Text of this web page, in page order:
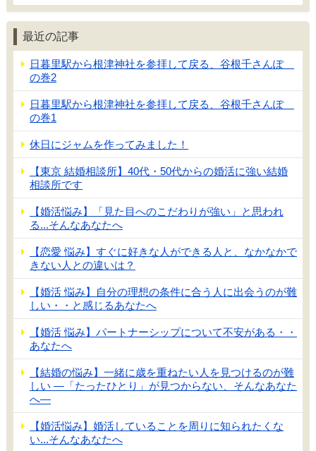
最近の記事
日暮里駅から根津神社を参拝して戻る、谷根千さんぽ
の巻2
日暮里駅から根津神社を参拝して戻る、谷根千さんぽ
の巻1
休日にジャムを作ってみました！
【東京 結婚相談所】40代・50代からの婚活に強い結婚
相談所です
【婚活悩み】「見た目へのこだわりが強い」と思われ
る...そんなあなたへ
【恋愛 悩み】すぐに好きな人ができる人と、なかなかで
きない人との違いは？
【婚活 悩み】自分の理想の条件に合う人に出会うのが難
しい・・と感じるあなたへ
【婚活 悩み】パートナーシップについて不安がある・・
あなたへ
【結婚の悩み】一緒に歳を重ねたい人を見つけるのが難
しい ―「たったひとり」が見つからない、そんなあなた
へ―
【婚活悩み】婚活していることを周りに知られたくな
い...そんなあなたへ